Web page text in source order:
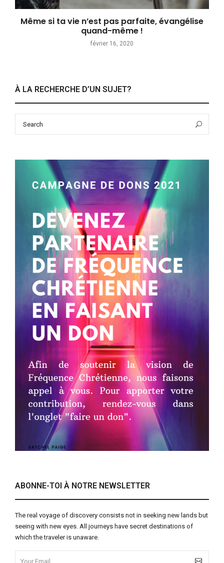
Même si ta vie n’est pas parfaite, évangélise
quand-même !
février 16, 2020
À LA RECHERCHE D’UN SUJET?
ABONNE-TOI À NOTRE NEWSLETTER
The real voyage of discovery consists not in seeking new lands but
seeing with new eyes. All journeys have secret destinations of
which the traveler is unaware.